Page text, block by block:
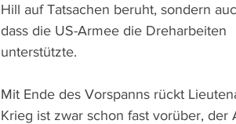
Hill auf Tatsachen beruht, sondern
dass die US-Armee die Dreharbeiten
unterstützte.
Mit Ende des Vorspanns rückt
Krieg ist zwar schon fast vorüber, der